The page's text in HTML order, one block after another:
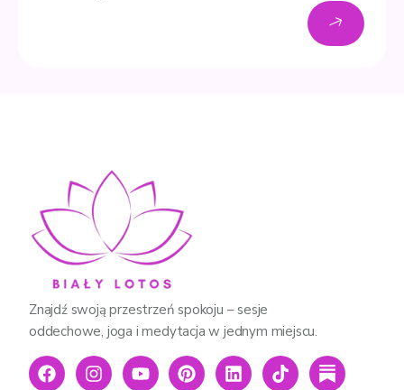
Znajdź swoją przestrzeń spokoju – sesje
oddechowe, joga i medytacja w jednym miejscu.